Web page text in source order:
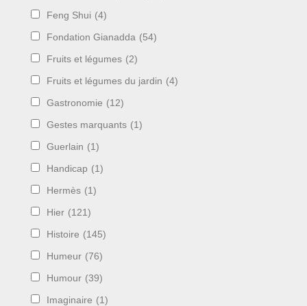
Feng Shui (4)
Fondation Gianadda (54)
Fruits et légumes (2)
Fruits et légumes du jardin (4)
Gastronomie (12)
Gestes marquants (1)
Guerlain (1)
Handicap (1)
Hermès (1)
Hier (121)
Histoire (145)
Humeur (76)
Humour (39)
Imaginaire (1)